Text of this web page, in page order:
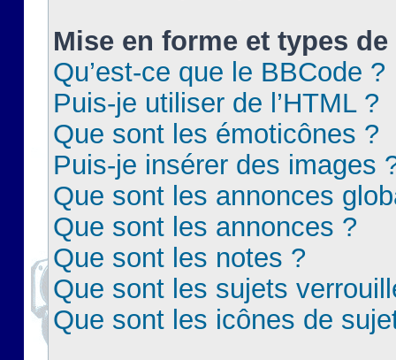
Mise en forme et types
Qu’est-ce que le BBCode ?
Puis-je utiliser de l’HTML ?
Que sont les émoticônes ?
Puis-je insérer des images
Que sont les annonces
Que sont les annonces ?
Que sont les notes ?
Que sont les sujets
Que sont les icônes de